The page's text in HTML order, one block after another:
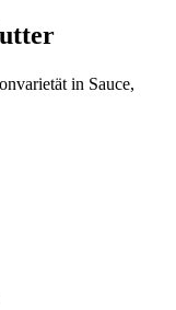
in Sauce,